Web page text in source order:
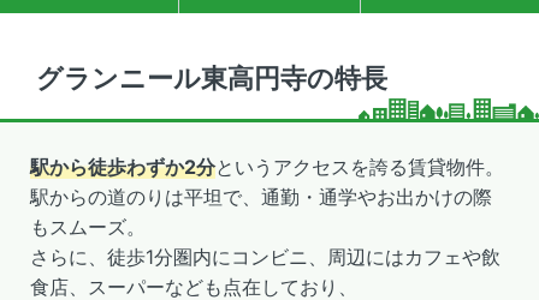
グランニール東高円寺の特長
駅から徒歩わずか2分というアクセスを誇る賃貸物件。
駅からの道のりは平坦で、通勤・通学やお出かけの際
もスムーズ。
さらに、徒歩1分圏内にコンビニ、周辺にはカフェや飲
食店、スーパーなども点在しており、